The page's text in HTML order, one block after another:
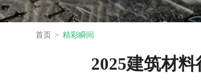
首页 精彩瞬间
2025建筑材